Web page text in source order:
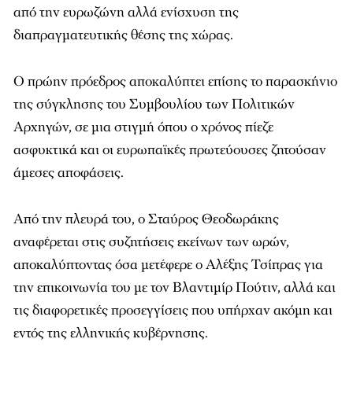
από την ευρωζώνη αλλά ενίσχυση της
διαπραγματευτικής θέσης της χώρας.
Ο πρώην πρόεδρος αποκαλύπτει επίσης το παρασκήνιο
της σύγκλησης του Συμβουλίου των Πολιτικών
Αρχηγών, σε μια στιγμή όπου ο χρόνος πίεζε
ασφυκτικά και οι ευρωπαϊκές πρωτεύουσες ζητούσαν
άμεσες αποφάσεις.
Από την πλευρά του, ο Σταύρος Θεοδωράκης
αναφέρεται στις συζητήσεις εκείνων των ωρών,
αποκαλύπτοντας όσα μετέφερε ο Αλέξης Τσίπρας για
την επικοινωνία του με τον Βλαντιμίρ Πούτιν, αλλά και
τις διαφορετικές προσεγγίσεις που υπήρχαν ακόμη και
εντός της ελληνικής κυβέρνησης.